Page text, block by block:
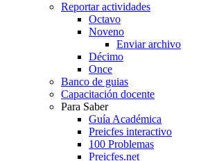
Reportar actividades
Octavo
Noveno
Enviar archivo
Décimo
Once
Banco de guias
Capacitación docente
Para Saber
Guía Académica
Preicfes interactivo
100 Problemas
Preicfes.net